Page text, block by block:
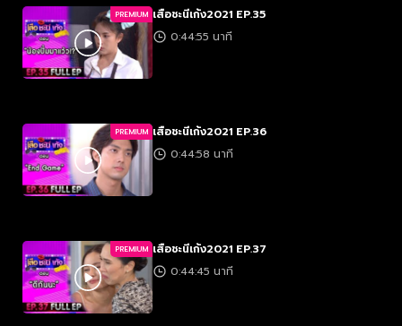
PREMIUM เสือชะนีเก้ง2021 EP.35
0:44:55 นาที
PREMIUM เสือชะนีเก้ง2021 EP.36
0:44:58 นาที
PREMIUM เสือชะนีเก้ง2021 EP.37
0:44:45 นาที